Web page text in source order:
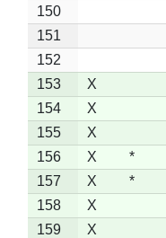
150
151
152
153
X
154
X
155
X
156
X *
157
X *
158
X
159
X